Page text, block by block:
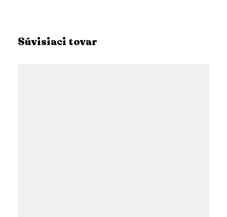
Súvisiaci tovar